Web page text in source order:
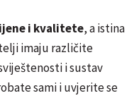
i kvalitete, a istina
imaju različite
i sustav
sami i uvjerite se